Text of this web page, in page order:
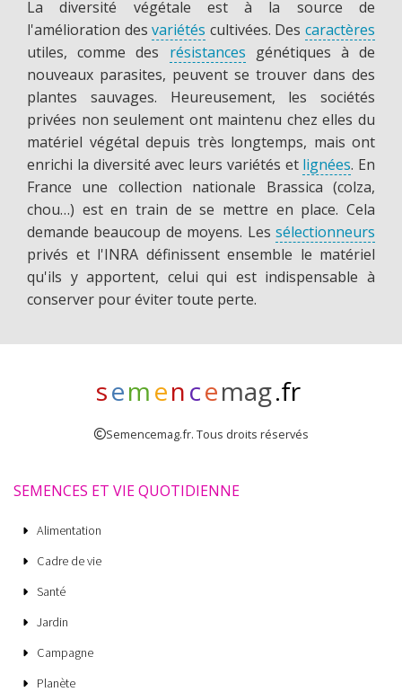
La diversité végétale est à la source de
l'amélioration desvariétés cultivées. Descaractères
utiles, comme des résistances génétiques à de
nouveaux parasites, peuvent se trouver dans des
plantes sauvages. Heureusement, les sociétés
privées non seulement ont maintenu chez elles du
matériel végétal depuis très longtemps, mais ont
enrichi la diversité avec leurs variétés et lignées. En
France une collection nationale Brassica (colza,
chou…) est en train de se mettre en place. Cela
demande beaucoup de moyens. Les sélectionneurs
privés et l'INRA définissent ensemble le matériel
qu'ils y apportent, celui qui est indispensable à
conserver pour éviter toute perte.
semencemag.fr
Semencemag.fr. Tous droits réservés
SEMENCES ET VIE QUOTIDIENNE
Alimentation
Cadre de vie
Santé
Jardin
Campagne
Planète